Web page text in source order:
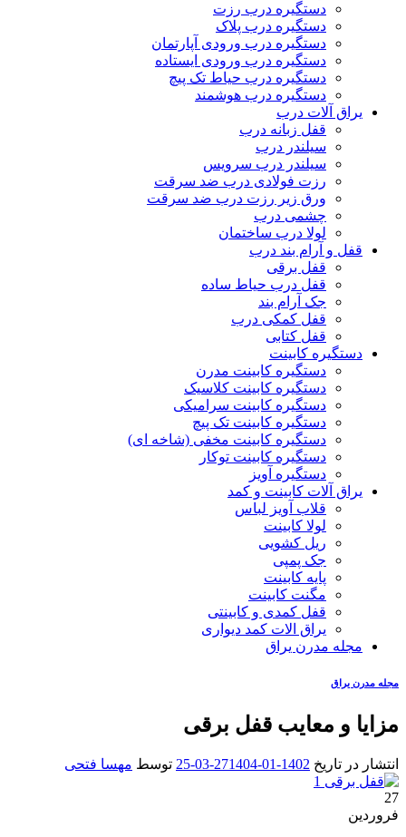
دستگیره درب رزت
دستگیره درب پلاک
دستگیره درب ورودی آپارتمان
دستگیره درب ورودی ایستاده
دستگیره درب حیاط تک پیچ
دستگیره درب هوشمند
یراق آلات درب
قفل زبانه درب
سیلندر درب
سیلندر درب سرویس
رزت فولادی درب ضد سرقت
ورق زیر رزت درب ضد سرقت
چشمی درب
لولا درب ساختمان
قفل و آرام بند درب
قفل برقی
قفل درب حیاط ساده
جک آرام بند
قفل کمکی درب
قفل کتابی
دستگیره کابینت
دستگیره کابینت مدرن
دستگیره کابینت کلاسیک
دستگیره کابینت سرامیکی
دستگیره کابینت تک پیچ
دستگیره کابینت مخفی (شاخه ای)
دستگیره کابینت توکار
دستگیره آویز
یراق آلات کابینت و کمد
قلاب آویز لباس
لولا کابینت
ریل کشویی
جک پمپی
پایه کابینت
مگنت کابینت
قفل کمدی و کابینتی
یراق الات کمد دیواری
مجله مدرن یراق
مجله مدرن یراق
مزایا و معایب قفل برقی
انتشار در تاریخ 1402-01-27
1404-03-25 توسط مهسا فتحی
27
فروردین